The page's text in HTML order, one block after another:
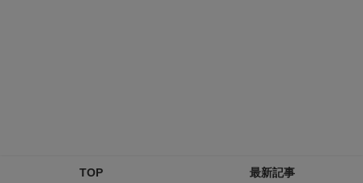
TOP 最新記事